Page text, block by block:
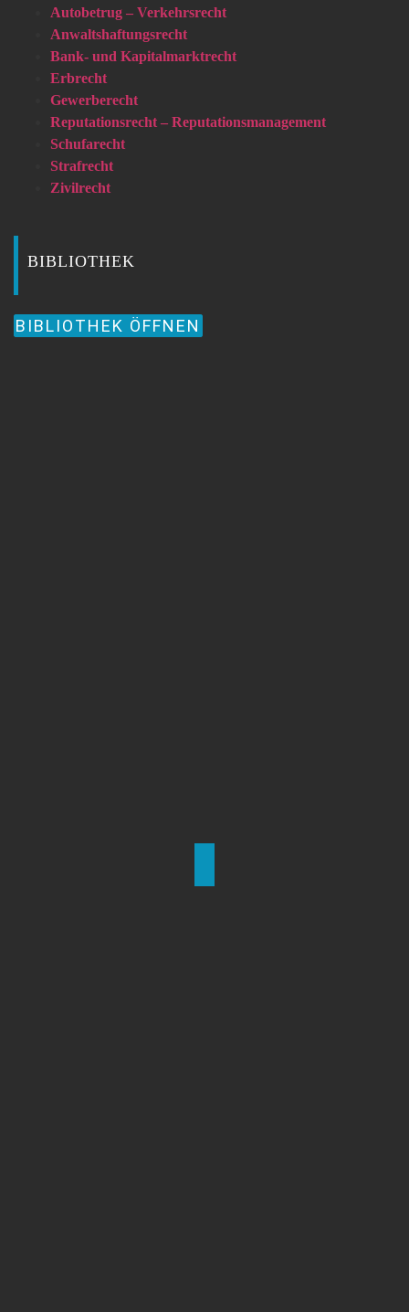
Autobetrug – Verkehrsrecht
Anwaltshaftungsrecht
Bank- und Kapitalmarktrecht
Erbrecht
Gewerberecht
Reputationsrecht – Reputationsmanagement
Schufarecht
Strafrecht
Zivilrecht
BIBLIOTHEK
BIBLIOTHEK ÖFFNEN